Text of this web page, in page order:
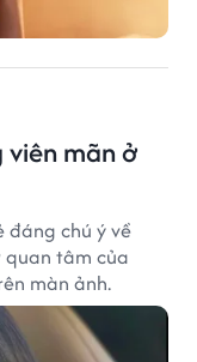
viên mãn ở
đáng chú ý về
quan tâm của
màn ảnh.